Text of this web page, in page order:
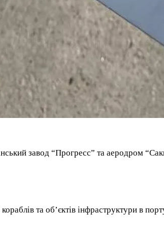
завод “Прогресс” та аеродром
та об’єктів інфраструктури в